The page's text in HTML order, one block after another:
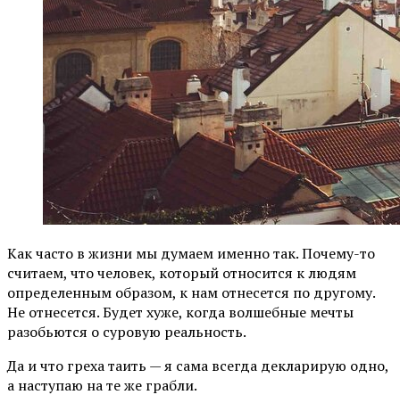
Как часто в жизни мы думаем именно так. Почему-то
считаем, что человек, который относится к людям
определенным образом, к нам отнесется по другому.
Не отнесется. Будет хуже, когда волшебные мечты
разобьются о суровую реальность.
Да и что греха таить — я сама всегда декларирую одно,
а наступаю на те же грабли.